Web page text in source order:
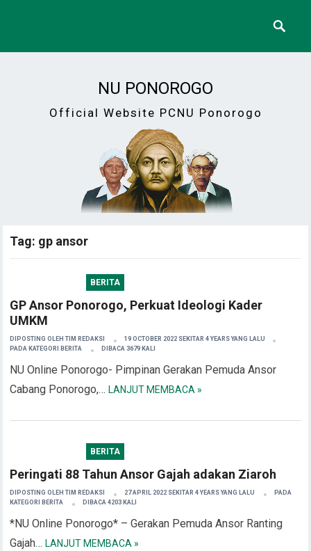
NU PONOROGO
Official Website PCNU Ponorogo
Tag: gp ansor
BERITA
GP Ansor Ponorogo, Perkuat Ideologi Kader
UMKM
DIPOSTING OLEHTIM REDAKSI
19 OCTOBER 2022 SEKITAR 4 YEARS YANG LALU
PADA KATEGORI
BERITA DIBACA 3679 KALI
NU Online Ponorogo- Pimpinan Gerakan Pemuda Ansor
Cabang Ponorogo,…LANJUT MEMBACA »
BERITA
Peringati 88 Tahun Ansor Gajah adakan Ziaroh
DIPOSTING OLEHTIM REDAKSI 27 APRIL 2022 SEKITAR 4 YEARS YANG LALU
PADA
KATEGORI
BERITA DIBACA 4203 KALI
*NU Online Ponorogo* – Gerakan Pemuda Ansor Ranting
Gajah…LANJUT MEMBACA »